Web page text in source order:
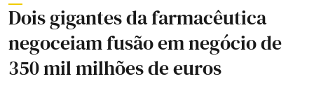
Dois gigantes da farmacêutica
negoceiam fusão em negócio de
350 mil milhões de euros